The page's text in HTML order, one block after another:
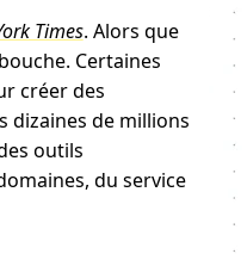
Times. Alors que
Certaines
créer des
dizaines de millions
outils
du service